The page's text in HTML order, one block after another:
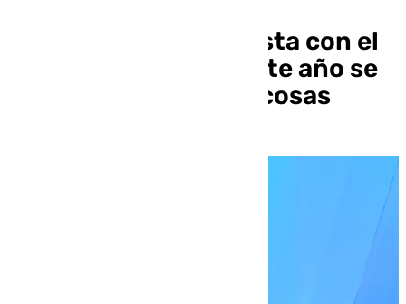
Little Pepe es optimista con el
Málaga: «Creo que este año se
van a hacer grandes cosas